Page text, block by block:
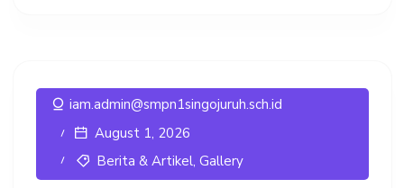
iam.admin@smpn1singojuruh.sch.id
August 1, 2026
Berita & Artikel, Gallery